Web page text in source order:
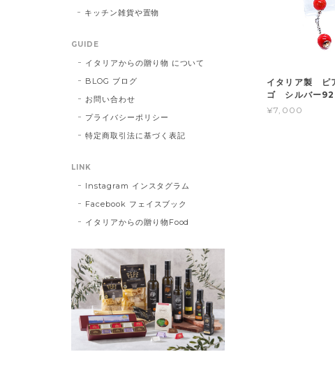
イタリア製 ピ
ゴ シルバー
¥7,000
キッチン雑貨や置物
GUIDE
イタリアからの贈り物 について
BLOG ブログ
お問い合わせ
プライバシーポリシー
特定商取引法に基づく表記
LINK
Instagram インスタグラム
Facebook フェイスブック
イタリアからの贈り物Food